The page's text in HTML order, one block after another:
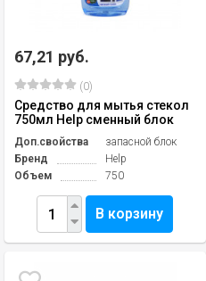
67,21 руб.
(0)
Средство для мытья стекол
750мл Help сменный блок
Доп.свойства
запасной блок
Бренд
Help
Объем
750
В корзину